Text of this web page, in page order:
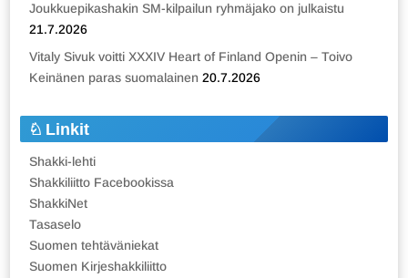
Joukkuepikashakin SM-kilpailun ryhmäjako on julkaistu
21.7.2026
Vitaly Sivuk voitti XXXIV Heart of Finland Openin – Toivo
Keinänen paras suomalainen 20.7.2026
Linkit
Shakki-lehti
Shakkiliitto Facebookissa
ShakkiNet
Tasaselo
Suomen tehtäväniekat
Suomen Kirjeshakkiliitto